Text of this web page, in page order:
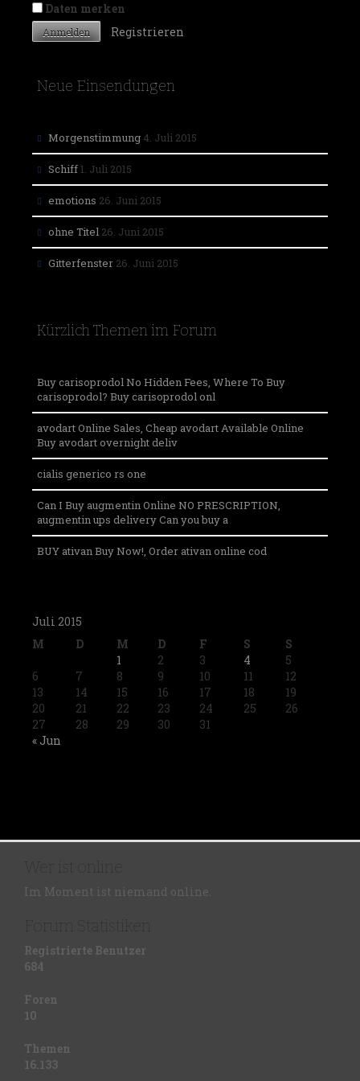
Daten merken
Registrieren
Neue Einsendungen
Morgenstimmung 4. Juli 2015
Schiff1. Juli 2015
emotions 26. Juni 2015
ohne Titel 26. Juni 2015
Gitterfenster 26. Juni 2015
Kürzlich Themen im Forum
Buy carisoprodol No Hidden Fees, Where To Buy
carisoprodol? Buy carisoprodol onl
avodart Online Sales, Cheap avodart Available Online
Buy avodart overnight deliv
cialis generico rs one
Can I Buy augmentin Online NO PRESCRIPTION,
augmentin ups delivery Can you buy a
BUY ativan Buy Now!, Order ativan online cod
Juli 2015
M
D M D F S S
« Jun
1 2 3 4
5
6
7 8 9 10 11
12
13
14 15 16 17 18
19
20
21 22 23 24 25
26
27
28 29 30 31
Wer ist online
Im Moment ist niemand online.
Forum Statistiken
Registrierte Benutzer
684
Foren
10
Themen
16.133